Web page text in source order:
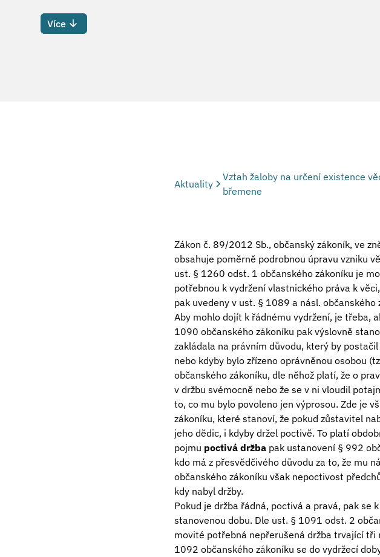
Více
Aktuality
Vztah žaloby na určení existence
břemene
Zákon č. 89/2012 Sb., občanský zákoník, ve
obsahuje poměrně podrobnou úpravu vzniku
ust. § 1260 odst. 1 občanského zákoníku je
potřebnou k vydržení vlastnického práva k
pak uvedeny v ust. § 1089 a násl. občanského
Aby mohlo dojít k řádnému vydržení, je třeba,
1090 občanského zákoníku pak výslovně
zakládala na právním důvodu, který by
nebo kdyby bylo zřízeno oprávněnou osobou
občanského zákoníku, dle něhož platí, že o
v držbu svémocně nebo že se v ni vloudil
to, co mu bylo povoleno jen výprosou. Zde je
zákoníku, které stanoví, že pokud zůstavitel
jeho dědic, i kdyby držel poctivě. To platí
pojmu poctivá držba pak ustanovení § 992
kdo má z přesvědčivého důvodu za to, že mu
občanského zákoníku však nepoctivost
kdy nabyl držby.
Pokud je držba řádná, poctivá a pravá, pak se k
stanovenou dobu. Dle ust. § 1091 odst. 2
movité potřebná nepřerušená držba trvající
1092 občanského zákoníku se do vydržecí